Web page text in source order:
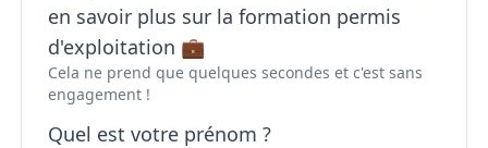
en savoir plus sur la formation permis
d'exploitation 💼
Cela ne prend que quelques secondes et c'est sans
engagement !
Quel est votre prénom ?